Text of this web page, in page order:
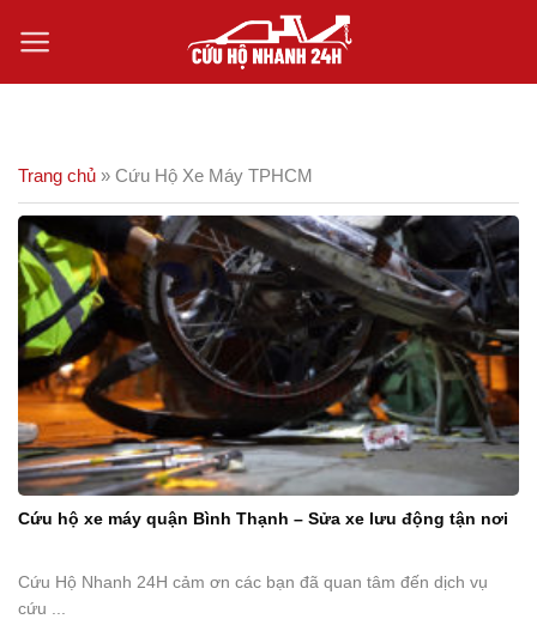
Trang chủ » Cứu Hộ Xe Máy TPHCM
Cứu hộ xe máy quận Bình Thạnh – Sửa xe lưu động tận nơi
Cứu Hộ Nhanh 24H cảm ơn các bạn đã quan tâm đến dịch vụ
cứu ...